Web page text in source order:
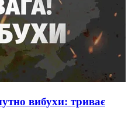
вибухи: триває